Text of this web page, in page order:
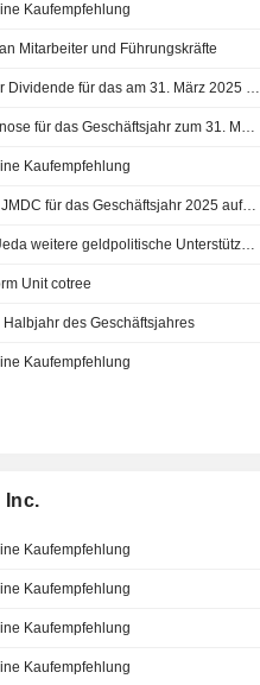
Kaufempfehlung
Mitarbeiter und Führungskräfte
JMDC Inc. beschließt Ausschüttung einer Dividende für das am 31. März 2025 endende Geschäftsjahr, mit Wirksamkeitsdatum 6. Juni 2024
Jmdc Inc. gibt konsolidierte Gewinnprognose für das Geschäftsjahr zum 31. März 2026 bekannt
Kaufempfehlung
Jefferies erhöht die EPS-Schätzung von JMDC für das Geschäftsjahr 2025 aufgrund des starken Big Data-Segments im Gesundheitswesen
Nikkei erholt sich, da BOJ-Gouverneur Ueda weitere geldpolitische Unterstützung signalisiert
Unit cotree
des Geschäftsjahres
Kaufempfehlung
Inc.
Kaufempfehlung
Kaufempfehlung
Kaufempfehlung
Kaufempfehlung